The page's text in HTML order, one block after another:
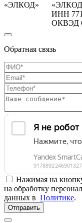
«ЭЛКОД»
ИНН
ОКВЭД
Обратная связь
Нажимая на
на обработку
данных в Политике.
Отправить